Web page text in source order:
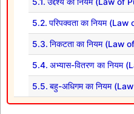
उद्देश्य का नियम (Law of
परिपक्वता का नियम
निकटता का नियम (Law
अभ्यास-वितरण का
बहु-अधिगम का नियम